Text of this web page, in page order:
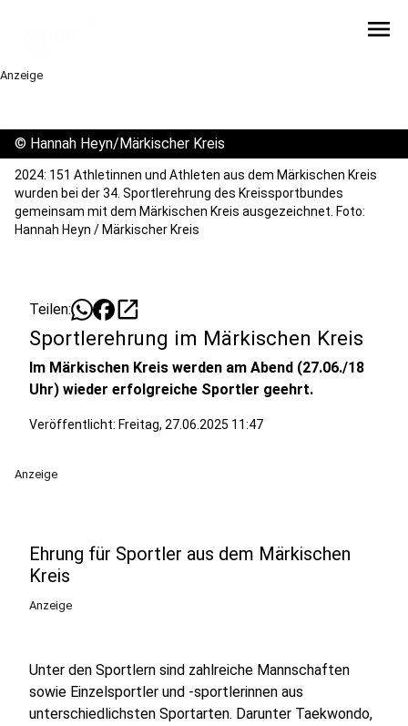
menu
Anzeige
© Hannah Heyn/Märkischer Kreis
2024: 151 Athletinnen und Athleten aus dem Märkischen Kreis
wurden bei der 34. Sportlerehrung des Kreissportbundes
gemeinsam mit dem Märkischen Kreis ausgezeichnet. Foto:
Hannah Heyn / Märkischer Kreis
Teilen: open_in_new
Sportlerehrung im Märkischen Kreis
Im Märkischen Kreis werden am Abend (27.06./18
Uhr) wieder erfolgreiche Sportler geehrt.
Veröffentlicht: Freitag, 27.06.2025 11:47
Anzeige
Ehrung für Sportler aus dem Märkischen
Kreis
Anzeige
Unter den Sportlern sind zahlreiche Mannschaften
sowie Einzelsportler und -sportlerinnen aus
unterschiedlichsten Sportarten. Darunter Taekwondo,